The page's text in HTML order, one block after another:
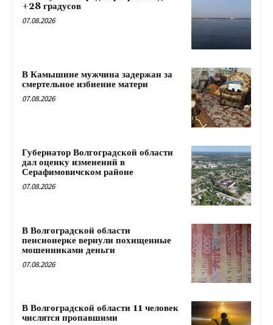
+28 градусов
07.08.2026
В Камышине мужчина задержан за
смертельное избиение матери
07.08.2026
Губернатор Волгоградской области
дал оценку изменений в
Серафимовичском районе
07.08.2026
В Волгоградской области
пенсионерке вернули похищенные
мошенниками деньги
07.08.2026
В Волгоградской области 11 человек
числятся пропавшими